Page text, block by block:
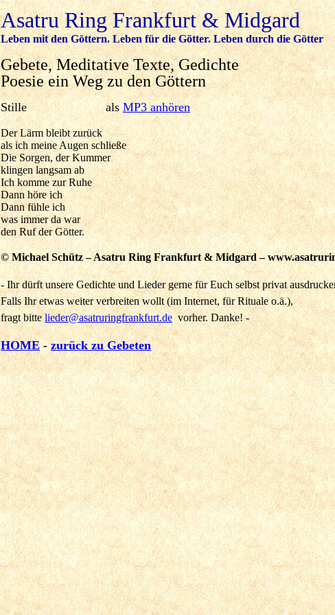
Asatru Ring Frankfurt & Midgard
Leben mit den Göttern. Leben für die Götter. Leben durch die Götter
Gebete, Meditative Texte, Gedichte
Poesie ein Weg zu den Göttern
Stille alsMP3 anhören
Der Lärm bleibt zurück
als ich meine Augen schließe
Die Sorgen, der Kummer
klingen langsam ab
Ich komme zur Ruhe
Dann höre ich
Dann fühle ich
was immer da war
den Ruf der Götter.
© Michael Schütz – Asatru Ring Frankfurt & Midgard –
- Ihr dürft unsere Gedichte und Lieder gerne für Euch selbst privat
Falls Ihr etwas weiter verbreiten wollt (im Internet, für Rituale o.ä.),
fragt bittelieder@asatruringfrankfurt.devorher. Danke! -
HOME-zurück zu Gebeten